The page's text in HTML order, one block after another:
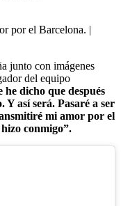
por el Barcelona. |
junto con imágenes
del equipo
he dicho que después
así será. Pasaré a ser
mi amor por el
conmigo”.